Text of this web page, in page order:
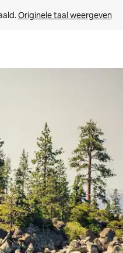
Originele taal weergeven
omlaag, óf door te tikken of